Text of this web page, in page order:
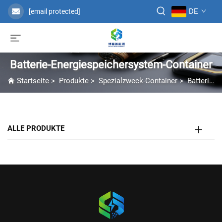
[email protected] DE
Batterie-Energiespeichersystem-Container
Startseite > Produkte > Spezialzweck-Container>Batterie-Energiespeichersystem-Container
ALLE PRODUKTE